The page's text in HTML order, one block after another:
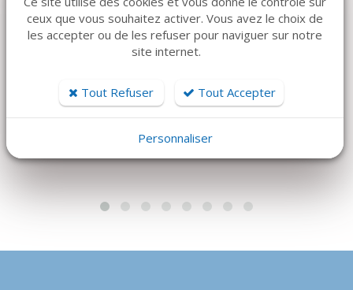
USTOMED
MANCHE DE
51 €
HU-FRIEDY
Manche de mini
ceux que vous souhaitez activer. Vous avez le choix de
les accepter ou de les refuser pour naviguer sur notre
site internet.
Tout Refuser Tout Accepter
Personnaliser